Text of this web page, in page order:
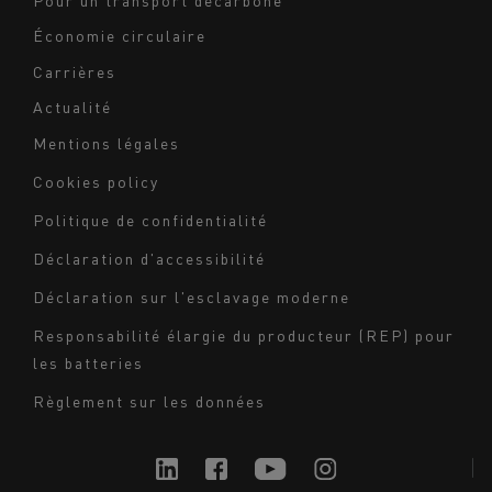
Économie circulaire
Carrières
Actualité
bas
de
page
-
Milieu
Mentions légales
Cookies policy
Politique de confidentialité
Déclaration d'accessibilité
Déclaration sur l'esclavage moderne
Responsabilité élargie du producteur (REP) pour
les batteries
Règlement sur les données